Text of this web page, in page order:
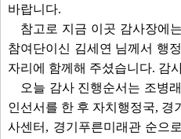
바랍니다.
참고로 지금 이곳 감사장에
참여단이신 김세연 님께서 행
자리에 함께해 주셨습니다. 감
오늘 감사 진행순서는 조병
인선서를 한 후 자치행정국, 경
사센터, 경기푸른미래관 순으